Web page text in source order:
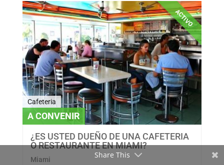
ACTIVO
Cafeteria
A CONVENIR
¿ES USTED DUEÑO DE UNA CAFETERIA
O RESTAURANTE EN MIAMI?
Miami
Share This